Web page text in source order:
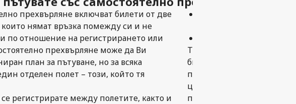
прехвърляне включват билети от две
нямат връзка помежду си и не
по отношение на регистрирането или
прехвърляне може да Ви
план за пътуване, но за всяка
отделен полет – този, който тя
регистрирате между полетите, както и
Тъй като пътуванията със
билети от две или повече
полета, свързан с всяка
цялото пътуване. Това
пътуването, законните